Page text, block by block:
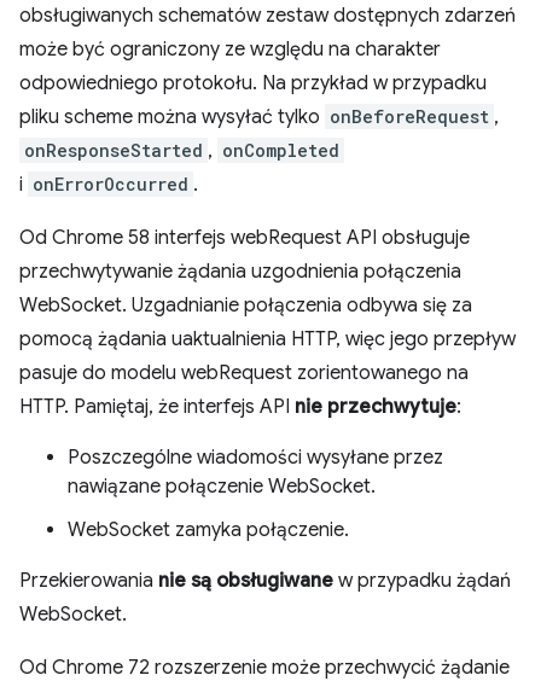
obsługiwanych schematów zestaw dostępnych zdarzeń
może być ograniczony ze względu na charakter
odpowiedniego protokołu. Na przykład w przypadku
pliku scheme można wysyłać tylko onBeforeRequest ,
onResponseStarted , onCompleted
i onErrorOccurred .
Od Chrome 58 interfejs webRequest API obsługuje
przechwytywanie żądania uzgodnienia połączenia
WebSocket. Uzgadnianie połączenia odbywa się za
pomocą żądania uaktualnienia HTTP, więc jego przepływ
pasuje do modelu webRequest zorientowanego na
HTTP. Pamiętaj, że interfejs API nie przechwytuje:
Poszczególne wiadomości wysyłane przez
nawiązane połączenie WebSocket.
WebSocket zamyka połączenie.
Przekierowania nie są obsługiwane w przypadku żądań
WebSocket.
Od Chrome 72 rozszerzenie może przechwycić żądanie